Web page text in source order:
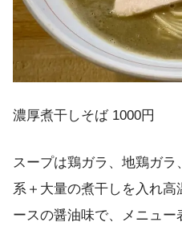
濃厚煮干しそば 1000円
スープは鶏ガラ、地鶏ガ
系＋大量の煮干しを入れ
ースの醤油味で、メニュ